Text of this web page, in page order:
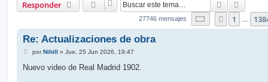
Responder Buscar
27746 mensajes Página1386 de
Anterior
1
Re: Actualizaciones de obra
M
n
porNihill » Jue, 25 Jun 2026, 19:47
Nuevo video de Real Madrid 1902.